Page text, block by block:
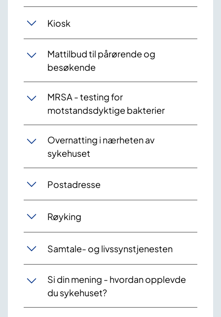
Kiosk
Mattilbud til pårørende og
besøkende
MRSA - testing for
motstandsdyktige bakterier
Overnatting i nærheten av
sykehuset
Postadresse
Røyking
Samtale- og livssynstjenesten
Si din mening - hvordan opplevde
du sykehuset?